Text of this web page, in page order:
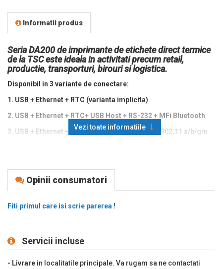
Informatii produs
Seria DA200 de imprimante de etichete direct termice
de la TSC este ideala in activitati precum retail,
productie, transporturi, birouri si logistica.
Disponibil in 3 variante de conectare:
1. USB + Ethernet + RTC (varianta implicita)
2. USB + Ethernet + RTC+ USB Host + RS-232 + MFi Bluetooth
3. USB + Ethernet + RS-232+ USB-Host + RTC + 802.11 a/b/g/n
Metoda de printare: direct termic (fara ribon)
Interfata: USB, Bluetooth(iOS)
Viteza tiparire: 102 mm/s
Memorie: 128 MB Flash, 64 MB DRAM
Vezi toate informatiile
Opinii consumatori
Fiti primul care isi scrie parerea !
Servicii incluse
- Livrare in localitatile principale. Va rugam sa ne contactati